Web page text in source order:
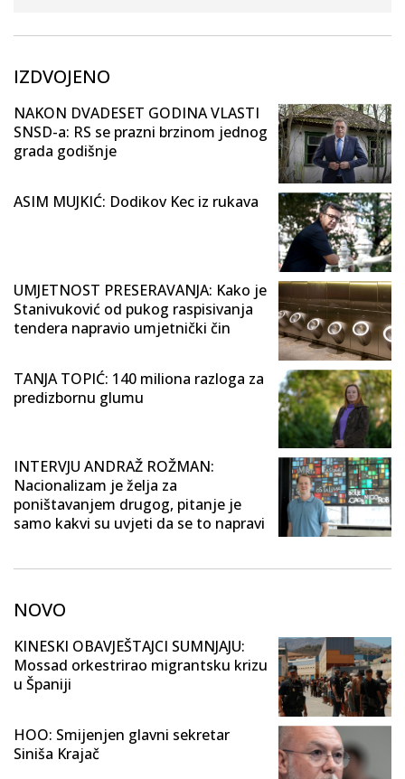
IZDVOJENO
NAKON DVADESET GODINA VLASTI
SNSD-a: RS se prazni brzinom jednog
grada godišnje
ASIM MUJKIĆ: Dodikov Kec iz rukava
UMJETNOST PRESERAVANJA: Kako je
Stanivuković od pukog raspisivanja
tendera napravio umjetnički čin
TANJA TOPIĆ: 140 miliona razloga za
predizbornu glumu
INTERVJU ANDRAŽ ROŽMAN:
Nacionalizam je želja za
poništavanjem drugog, pitanje je
samo kakvi su uvjeti da se to napravi
NOVO
KINESKI OBAVJEŠTAJCI SUMNJAJU:
Mossad orkestrirao migrantsku krizu
u Španiji
HOO: Smijenjen glavni sekretar
Siniša Krajač